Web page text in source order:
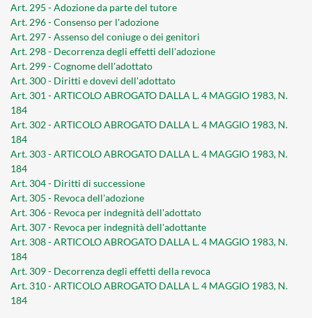
Art. 295 - Adozione da parte del tutore
Art. 296 - Consenso per l'adozione
Art. 297 - Assenso del coniuge o dei genitori
Art. 298 - Decorrenza degli effetti dell'adozione
Art. 299 - Cognome dell'adottato
Art. 300 - Diritti e dovevi dell'adottato
Art. 301 - ARTICOLO ABROGATO DALLA L. 4 MAGGIO 1983, N.
184
Art. 302 - ARTICOLO ABROGATO DALLA L. 4 MAGGIO 1983, N.
184
Art. 303 - ARTICOLO ABROGATO DALLA L. 4 MAGGIO 1983, N.
184
Art. 304 - Diritti di successione
Art. 305 - Revoca dell'adozione
Art. 306 - Revoca per indegnità dell'adottato
Art. 307 - Revoca per indegnità dell'adottante
Art. 308 - ARTICOLO ABROGATO DALLA L. 4 MAGGIO 1983, N.
184
Art. 309 - Decorrenza degli effetti della revoca
Art. 310 - ARTICOLO ABROGATO DALLA L. 4 MAGGIO 1983, N.
184